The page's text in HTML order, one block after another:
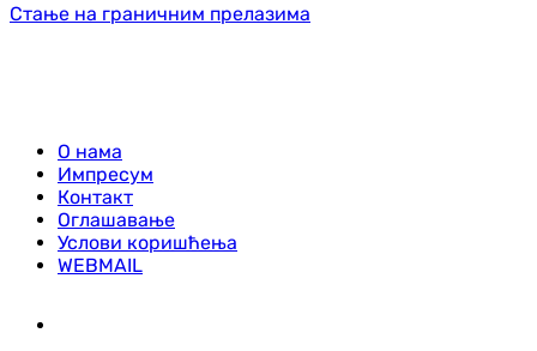
Стање на граничним прелазима
О нама
Импресум
Контакт
Оглашавање
Услови коришћења
WEBMAIL